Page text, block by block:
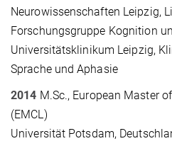
Neurowissenschaften Leipzig,
Forschungsgruppe Kognition
Universitätsklinikum Leipzig,
Sprache und Aphasie
2014 M.Sc., European Master
(EMCL)
Universität Potsdam,